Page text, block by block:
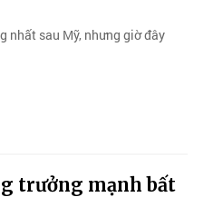
nhất sau Mỹ, nhưng giờ đây
trưởng mạnh bất